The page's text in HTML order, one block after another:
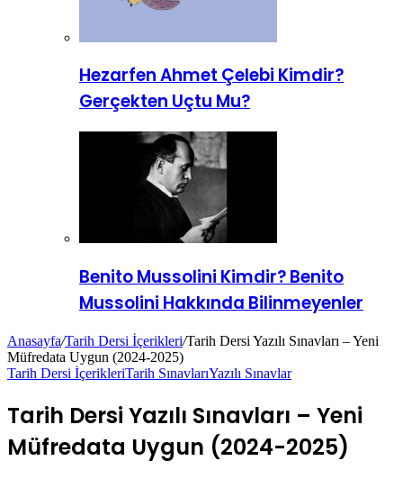
Hezarfen Ahmet Çelebi Kimdir?
Gerçekten Uçtu Mu?
Benito Mussolini Kimdir? Benito
Mussolini Hakkında Bilinmeyenler
Anasayfa/Tarih Dersi İçerikleri/Tarih Dersi Yazılı Sınavları – Yeni
Müfredata Uygun (2024-2025)
Tarih Dersi İçerikleriTarih SınavlarıYazılı Sınavlar
Tarih Dersi Yazılı Sınavları – Yeni
Müfredata Uygun (2024-2025)